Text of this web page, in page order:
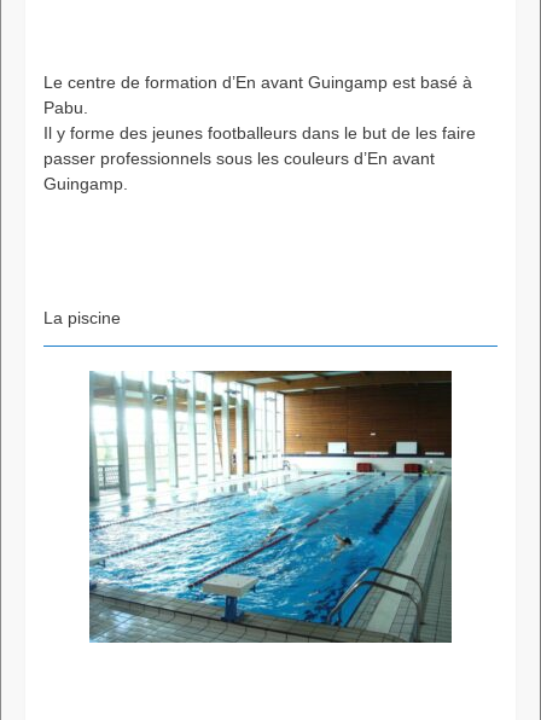
Le centre de formation d’En avant Guingamp est basé à
Pabu.
Il y forme des jeunes footballeurs dans le but de les faire
passer professionnels sous les couleurs d’En avant
Guingamp.
La piscine